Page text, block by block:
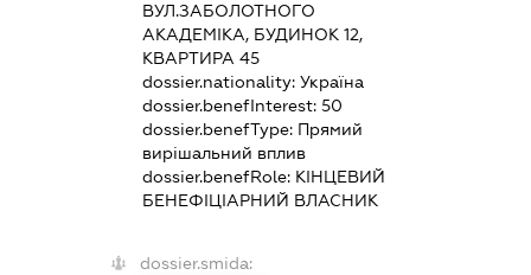
ВУЛ.ЗАБОЛОТНОГО
АКАДЕМІКА, БУДИНОК 12,
КВАРТИРА 45
dossier.nationality:Україна
dossier.benefInterest:50
dossier.benefType: Прямий
вирішальний вплив
dossier.benefRole: КІНЦЕВИЙ
БЕНЕФІЦІАРНИЙ ВЛАСНИК
dossier.smida: